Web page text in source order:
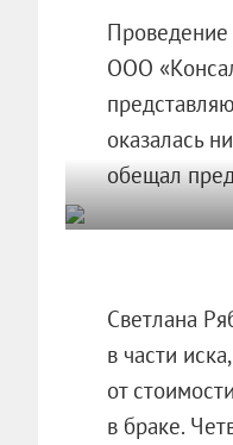
ООО
оказалась
обещал
Светлана
в части
от
в браке.